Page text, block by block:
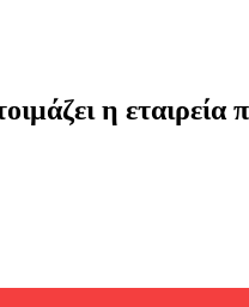
η εταιρεία